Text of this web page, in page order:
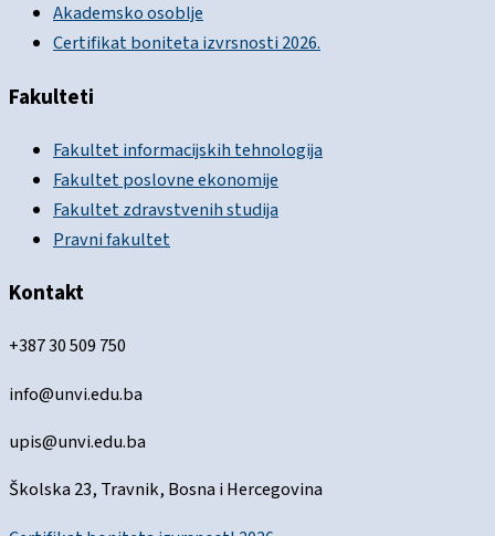
Akademsko osoblje
Certifikat boniteta izvrsnosti 2026.
Fakulteti
Fakultet informacijskih tehnologija
Fakultet poslovne ekonomije
Fakultet zdravstvenih studija
Pravni fakultet
Kontakt
+387 30 509 750
info@unvi.edu.ba
upis@unvi.edu.ba
Školska 23, Travnik, Bosna i Hercegovina